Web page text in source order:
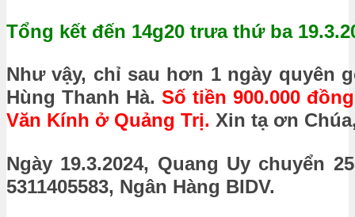
Tổng kết đến 14g20 trưa thứ ba
Như vậy, chỉ sau hơn 1 ngày quyên
Hùng Thanh Hà. Số tiền 900.000
Văn Kính ở Quảng Trị. Xin tạ ơn
Ngày 19.3.2024, Quang Uy chuyển
5311405583, Ngân Hàng BIDV.